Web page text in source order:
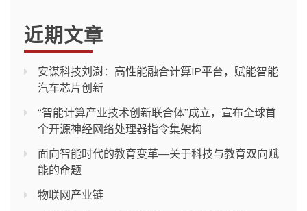
近期文章
安谋科技刘澍：高性能融合计算IP平台，赋能智能
汽车芯片创新
“智能计算产业技术创新联合体”成立，宣布全球首
个开源神经网络处理器指令集架构
面向智能时代的教育变革—关于科技与教育双向赋
能的命题
物联网产业链